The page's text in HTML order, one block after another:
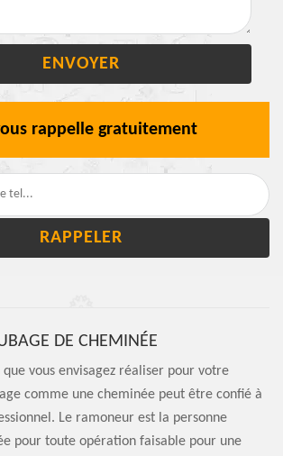
rappelle gratuitement
DE CHEMINÉE
vous envisagez réaliser pour votre
comme une cheminée peut être confié à
Le ramoneur est la personne
pour toute opération faisable pour une